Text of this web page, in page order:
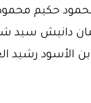
حكيم
دانيش سيد
الأسود رشيد